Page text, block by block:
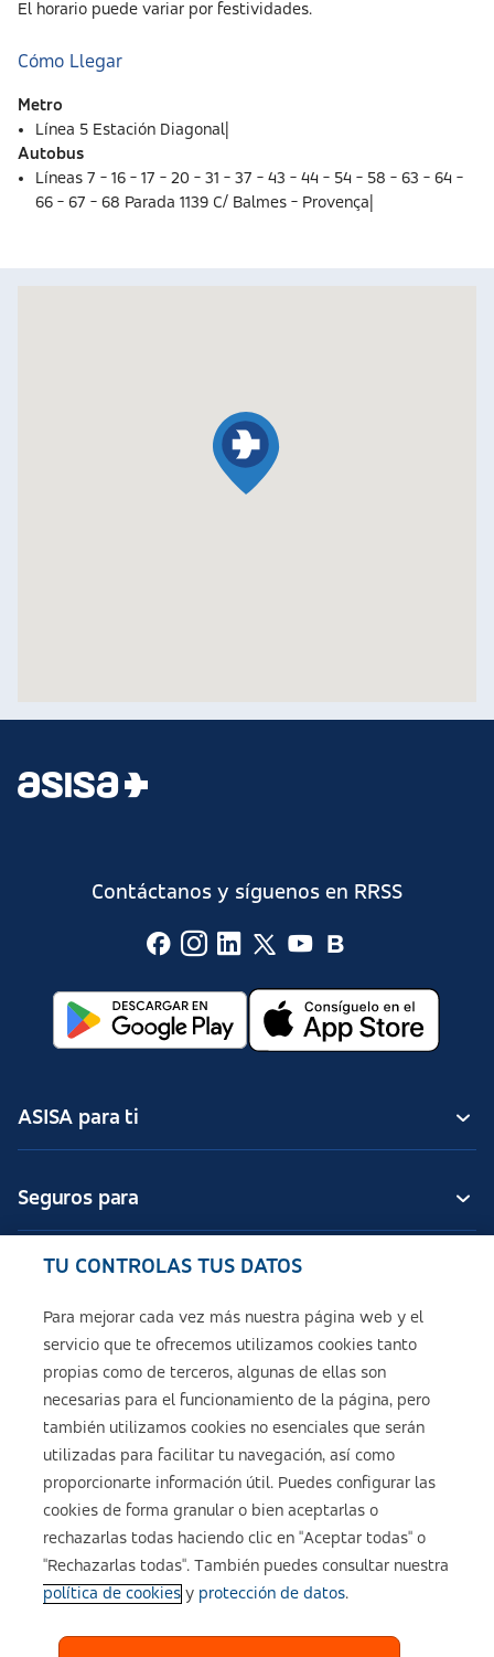
El horario puede variar por festividades.
Cómo Llegar
Metro
Línea 5 Estación Diagonal|
Autobus
Líneas 7 - 16 - 17 - 20 - 31 - 37 - 43 - 44 - 54 - 58 - 63 - 64 -
66 - 67 - 68 Parada 1139 C/ Balmes - Provença|
Contáctanos y síguenos en RRSS
ASISA para ti
Seguros para
Seguros de ASISA
Sobre ASISA
Política de cookies
Configuración de cookies
TU CONTROLAS TUS DATOS
Para mejorar cada vez más nuestra página web y el
servicio que te ofrecemos utilizamos cookies tanto
propias como de terceros, algunas de ellas son
necesarias para el funcionamiento de la página, pero
también utilizamos cookies no esenciales que serán
utilizadas para facilitar tu navegación, así como
proporcionarte información útil. Puedes configurar las
cookies de forma granular o bien aceptarlas o
rechazarlas todas haciendo clic en "Aceptar todas" o
"Rechazarlas todas". También puedes consultar nuestra
política de cookiesy protección de datos.